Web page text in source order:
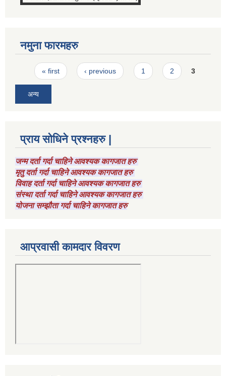
नमुना फारमहरु
Pages
« first ‹ previous 1 2 3
अन्य
प्राय सोधिने प्रश्नहरु |
जन्म दर्ता गर्दा चाहिने आवश्यक कागजात हरु
मृतु दर्ता गर्दा चाहिने आवश्यक कागजात हरु
विवाह दर्ता गर्दा चाहिने आवश्यक कागजात हरु
संस्था दर्ता गर्दा चाहिने आवश्यक कागजात हरु
योजना सम्झौता गर्दा चाहिने कागजात हरु
आप्रवासी कामदार विवरण